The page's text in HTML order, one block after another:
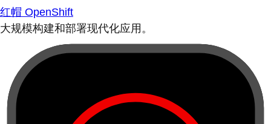
红帽 OpenShift
大规模构建和部署现代化应用。